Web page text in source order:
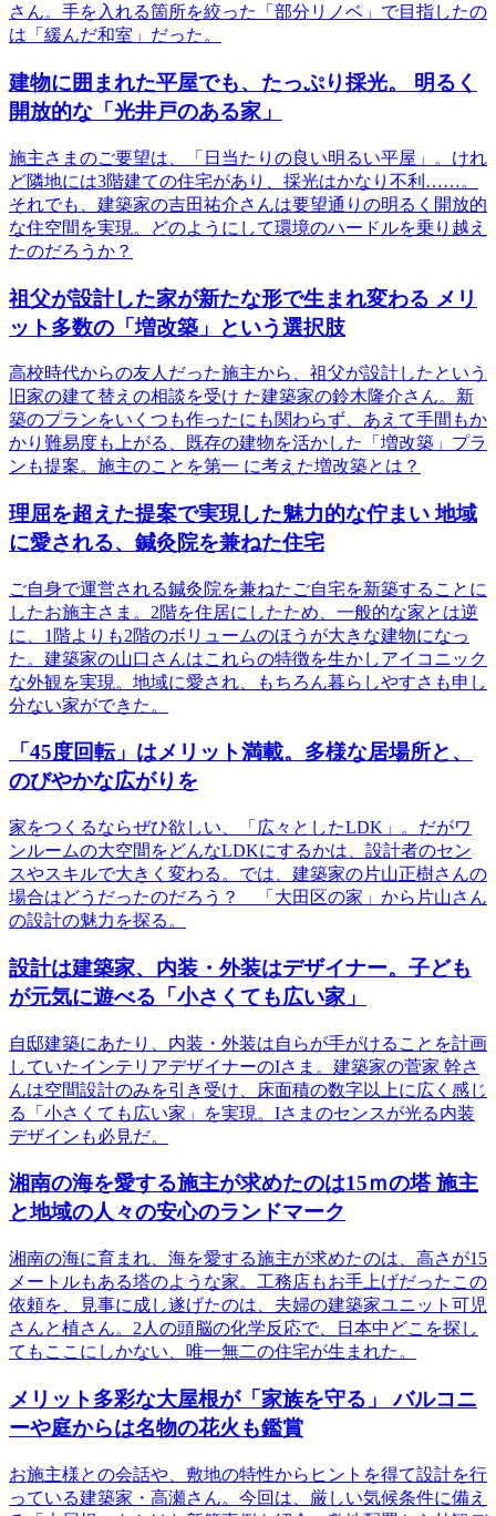
さん。手を入れる箇所を絞った「部分リノベ」で目指したの
は「緩んだ和室」だった。
建物に囲まれた平屋でも、たっぷり採光。 明るく
開放的な「光井戸のある家」
施主さまのご要望は、「日当たりの良い明るい平屋」。けれ
ど隣地には3階建ての住宅があり、採光はかなり不利……。
それでも、建築家の吉田祐介さんは要望通りの明るく開放的
な住空間を実現。どのようにして環境のハードルを乗り越え
たのだろうか？
祖父が設計した家が新たな形で生まれ変わる メリ
ット多数の「増改築」という選択肢
高校時代からの友人だった施主から、祖父が設計したという
旧家の建て替えの相談を受け た建築家の鈴木隆介さん。新
築のプランをいくつも作ったにも関わらず、あえて手間もか
かり難易度も上がる、既存の建物を活かした「増改築」プラ
ンも提案。施主のことを第一 に考えた増改築とは？
理屈を超えた提案で実現した魅力的な佇まい 地域
に愛される、鍼灸院を兼ねた住宅
ご自身で運営される鍼灸院を兼ねたご自宅を新築することに
したお施主さま。2階を住居にしたため、一般的な家とは逆
に、1階よりも2階のボリュームのほうが大きな建物になっ
た。建築家の山口さんはこれらの特徴を生かしアイコニック
な外観を実現。地域に愛され、もちろん暮らしやすさも申し
分ない家ができた。
「45度回転」はメリット満載。多様な居場所と、
のびやかな広がりを
家をつくるならぜひ欲しい、「広々としたLDK」。だがワ
ンルームの大空間をどんなLDKにするかは、設計者のセン
スやスキルで大きく変わる。では、建築家の片山正樹さんの
場合はどうだったのだろう？ 「大田区の家」から片山さん
の設計の魅力を探る。
設計は建築家、内装・外装はデザイナー。子ども
が元気に遊べる「小さくても広い家」
自邸建築にあたり、内装・外装は自らが手がけることを計画
していたインテリアデザイナーのIさま。建築家の菅家 幹さ
んは空間設計のみを引き受け、床面積の数字以上に広く感じ
る「小さくても広い家」を実現。Iさまのセンスが光る内装
デザインも必見だ。
湘南の海を愛する施主が求めたのは15ｍの塔 施主
と地域の人々の安心のランドマーク
湘南の海に育まれ、海を愛する施主が求めたのは、高さが15
メートルもある塔のような家。工務店もお手上げだったこの
依頼を、見事に成し遂げたのは、夫婦の建築家ユニット可児
さんと植さん。2人の頭脳の化学反応で、日本中どこを探し
てもここにしかない、唯一無二の住宅が生まれた。
メリット多彩な大屋根が「家族を守る」 バルコニ
ーや庭からは名物の花火も鑑賞
お施主様との会話や、敷地の特性からヒントを得て設計を行
っている建築家・高瀬さん。今回は、厳しい気候条件に備え